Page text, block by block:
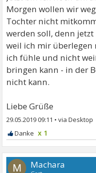
Morgen wollen wir
Tochter nicht
werden soll, denn
weil ich mir überlegen
ich fühle und nicht
bringen kann - in der
nicht kann.
Liebe Grüße
29.05.2019 09:11 •
x 1
M Machara